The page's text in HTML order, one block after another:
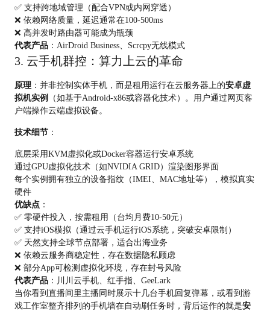
✅ 支持跨地域管理（配合VPN或内网穿透）
❌ 依赖网络质量，延迟通常在100-500ms
❌ 高并发时路由器可能成为瓶颈
代表产品 ：AirDroid Business、Scrcpy无线模式
3. 云手机群控：算力上云的革命
原理 ：并非控制实体手机，而是租用运行在云服务器上的安卓虚
拟机实例
（如基于Android-x86或容器化技术）。用户通过网页客
户端操作云端虚拟设备。
技术细节 ：
底层采用KVM虚拟化或Docker容器运行安卓系统
通过GPU虚拟化技术（如NVIDIA GRID）渲染图形界面
每个实例拥有独立的设备指纹（IMEI、MAC地址等），模拟真实
硬件
优缺点 ：
✅ 零硬件投入，按需租用（台均月费10-50元）
✅ 支持iOS模拟（通过云手机运行iOS系统，突破安卓限制）
✅ 天然支持全球节点部署，适合出海业务
❌ 依赖云服务商稳定性，存在数据隐私顾虑
❌ 部分App可检测虚拟化环境，存在封号风险
代表产品 ：川川云手机、红手指、GeeLark
当你看到直播间里主播同时展示十几台手机回复弹幕，或看到游
戏工作室整齐排列的手机墙在自动刷任务时，背后运作的就是安